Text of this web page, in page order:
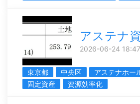
アステナ
2026-06-24
東京都 中央区
アステナホー
固定資産
資源効率化